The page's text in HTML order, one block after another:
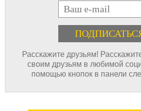
E-mail
Расскажите друзьям!
своим друзьям в любимой
помощью кнопок в панели